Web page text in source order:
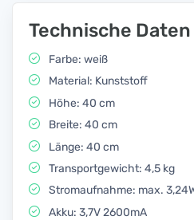
Technische Daten
Farbe: weiß
Material: Kunststoff
Höhe: 40 cm
Breite: 40 cm
Länge: 40 cm
Transportgewicht: 4,5 kg
Stromaufnahme: max.
Akku: 3,7V 2600mA